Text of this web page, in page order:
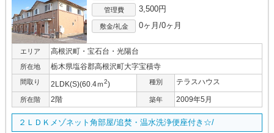
管理費 3,500円
敷金/礼金 0ヶ月/0ヶ月
エリア 高根沢町・宝石台・光陽台
所在地 栃木県塩谷郡高根沢町大字宝積寺
間取り 2LDK(S)(60.4ｍ2) 種別 テラスハウス
所在階 2階 築年 2009年5月
２ＬＤＫメゾネット角部屋/追焚・温水洗浄便座付き☆/